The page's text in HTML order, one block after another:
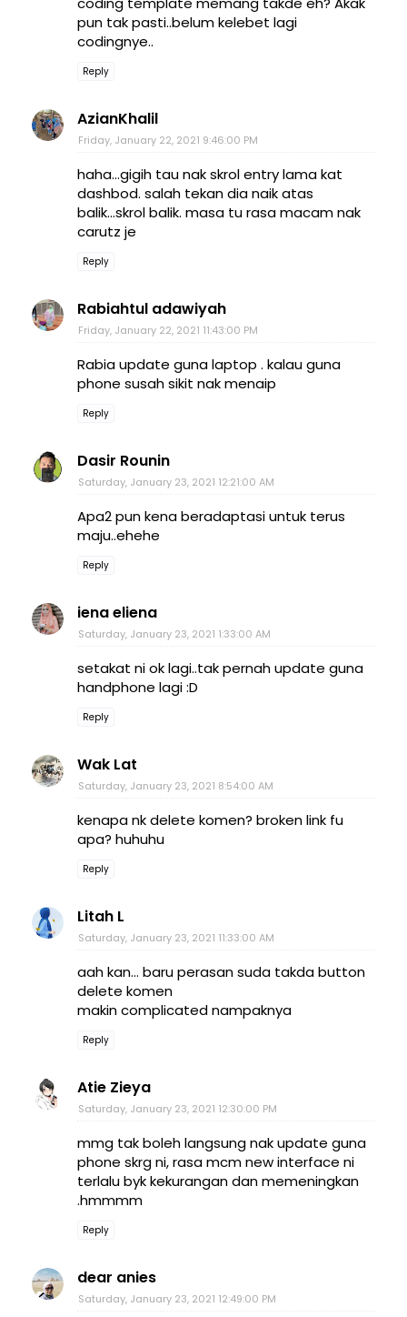
pun tak pasti..belum kelebet lagi
codingnye..
Reply
AzianKhalil
Friday, January 22, 2021 9:46:00 PM
haha...gigih tau nak skrol entry lama kat
dashbod. salah tekan dia naik atas
balik...skrol balik. masa tu rasa macam nak
carutz je
Reply
Rabiahtul adawiyah
Friday, January 22, 2021 11:43:00 PM
Rabia update guna laptop . kalau guna
phone susah sikit nak menaip
Reply
Dasir Rounin
Saturday, January 23, 2021 12:21:00 AM
Apa2 pun kena beradaptasi untuk terus
maju..ehehe
Reply
iena eliena
Saturday, January 23, 2021 1:33:00 AM
setakat ni ok lagi..tak pernah update guna
handphone lagi :D
Reply
Wak Lat
Saturday, January 23, 2021 8:54:00 AM
kenapa nk delete komen? broken link fu
apa? huhuhu
Reply
Litah L
Saturday, January 23, 2021 11:33:00 AM
aah kan... baru perasan suda takda button
delete komen
makin complicated nampaknya
Reply
Atie Zieya
Saturday, January 23, 2021 12:30:00 PM
mmg tak boleh langsung nak update guna
phone skrg ni, rasa mcm new interface ni
terlalu byk kekurangan dan memeningkan
.hmmmm
Reply
dear anies
Saturday, January 23, 2021 12:49:00 PM